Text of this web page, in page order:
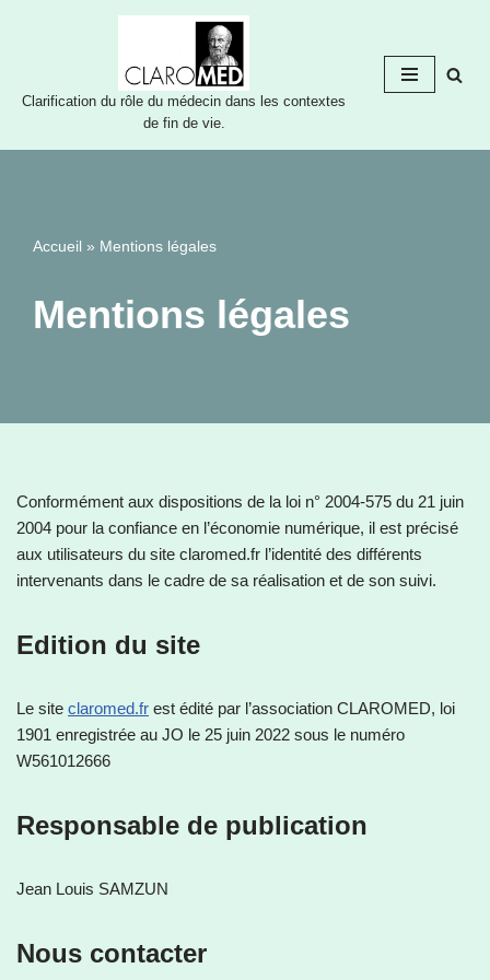
contenu
Clarification du rôle du médecin dans les contextes
de fin de vie.
Accueil » Mentions légales
Mentions légales
Conformément aux dispositions de la loi n° 2004-575 du 21 juin
2004 pour la confiance en l’économie numérique, il est précisé
aux utilisateurs du site claromed.fr l’identité des différents
intervenants dans le cadre de sa réalisation et de son suivi.
Edition du site
Le site claromed.fr est édité par l’association CLAROMED, loi
1901 enregistrée au JO le 25 juin 2022 sous le numéro
W561012666
Responsable de publication
Jean Louis SAMZUN
Nous contacter